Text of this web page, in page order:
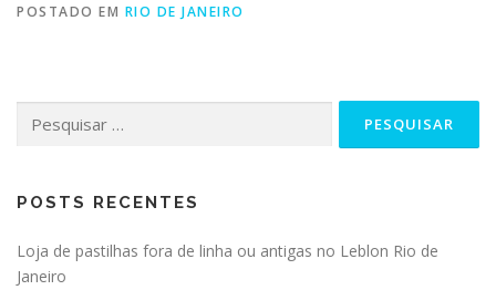
POSTADO EM RIO DE JANEIRO
por:
POSTS RECENTES
Loja de pastilhas fora de linha ou antigas no Leblon Rio de
Janeiro